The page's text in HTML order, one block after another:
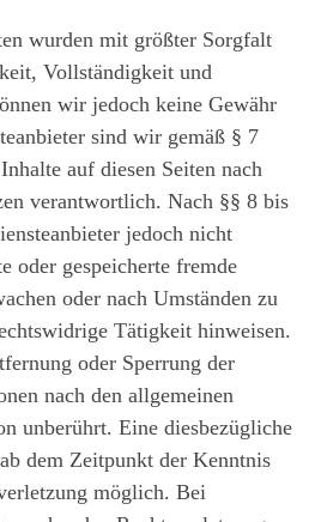
wurden mit größter Sorgfalt
Vollständigkeit und
wir jedoch keine Gewähr
sind wir gemäß § 7
auf diesen Seiten nach
verantwortlich. Nach §§ 8 bis
jedoch nicht
oder gespeicherte fremde
oder nach Umständen zu
Tätigkeit hinweisen.
oder Sperrung der
nach den allgemeinen
unberührt. Eine diesbezügliche
dem Zeitpunkt der Kenntnis
möglich. Bei